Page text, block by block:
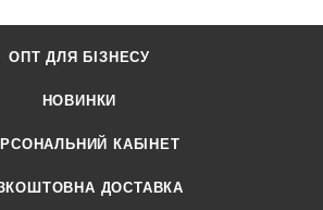
ОПТ ДЛЯ БІЗНЕСУ
НОВИНКИ
КАБІНЕТ
ДОСТАВКА